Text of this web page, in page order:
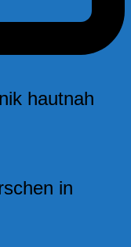
hautnah
in